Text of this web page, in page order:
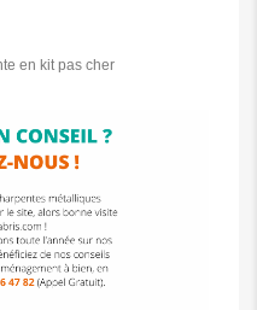
en kit pas cher